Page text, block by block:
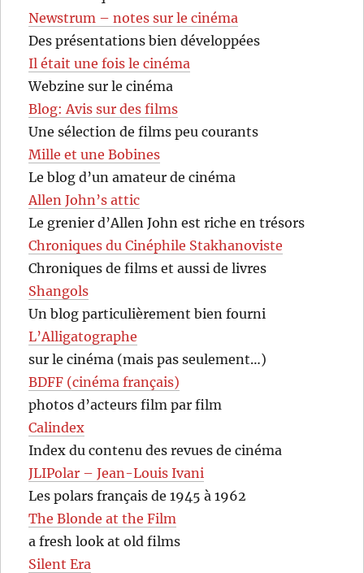
Newstrum – notes sur le cinéma
Des présentations bien développées
Il était une fois le cinéma
Webzine sur le cinéma
Blog: Avis sur des films
Une sélection de films peu courants
Mille et une Bobines
Le blog d’un amateur de cinéma
Allen John’s attic
Le grenier d’Allen John est riche en trésors
Chroniques du Cinéphile Stakhanoviste
Chroniques de films et aussi de livres
Shangols
Un blog particulièrement bien fourni
L’Alligatographe
sur le cinéma (mais pas seulement…)
BDFF (cinéma français)
photos d’acteurs film par film
Calindex
Index du contenu des revues de cinéma
JLIPolar – Jean-Louis Ivani
Les polars français de 1945 à 1962
The Blonde at the Film
a fresh look at old films
Silent Era